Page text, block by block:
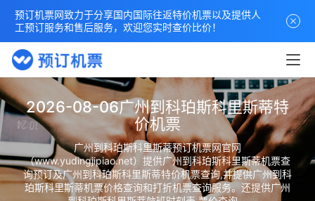
2026-08-06广州到科珀斯科里斯蒂特
价机票
广州到科珀斯科里斯蒂预订机票网官网
（www.yudingjipiao.net）提供广州到科珀斯科里斯蒂机票查
询预订及广州到科珀斯科里斯蒂特价机票查询,并提供广州到科
珀斯科里斯蒂机票价格查询和打折机票查询服务。还提供广州
预订机票网致力于分享国内国际往返特价机票以及提供人
工预订服务和售后服务，欢迎您实时查价比价！